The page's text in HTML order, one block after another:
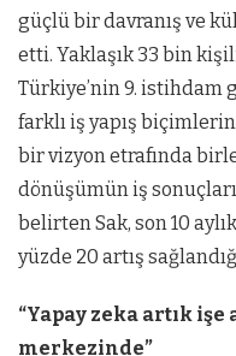
güçlü bir davranış ve
etti. Yaklaşık 33 bin
Türkiye’nin 9. istihdam
farklı iş yapış
bir vizyon etrafında
dönüşümün iş
belirten Sak, son 10
yüzde 20 artış
“Yapay zeka artık
merkezinde”